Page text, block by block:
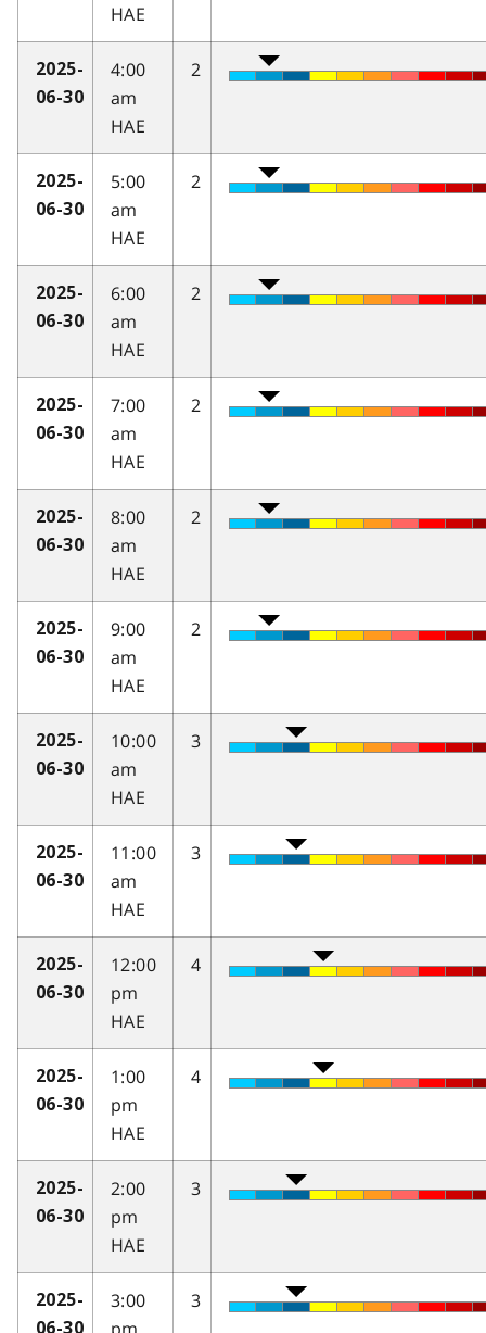
HAE
2025-
06-30
4:00
am
HAE
2
2025-
06-30
5:00
am
HAE
2
2025-
06-30
6:00
am
HAE
2
2025-
06-30
7:00
am
HAE
2
2025-
06-30
8:00
am
HAE
2
2025-
06-30
9:00
am
HAE
2
2025-
06-30
10:00
am
HAE
3
2025-
06-30
11:00
am
HAE
3
2025-
06-30
12:00
pm
HAE
4
2025-
06-30
1:00
pm
HAE
4
2025-
06-30
2:00
pm
HAE
3
2025-
06-30
3:00
3